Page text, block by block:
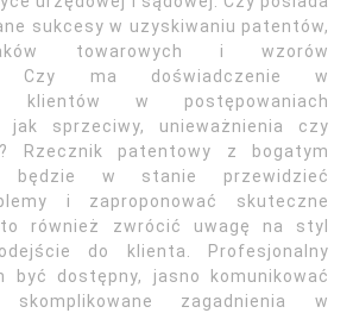
sukcesy w uzyskiwaniu patentów,
towarowych i wzorów
Czy ma doświadczenie w
klientów w postępowaniach
jak sprzeciwy, unieważnienia czy
Rzecznik patentowy z bogatym
będzie w stanie przewidzieć
i zaproponować skuteczne
również zwrócić uwagę na styl
do klienta. Profesjonalny
być dostępny, jasno komunikować
zagadnienia w